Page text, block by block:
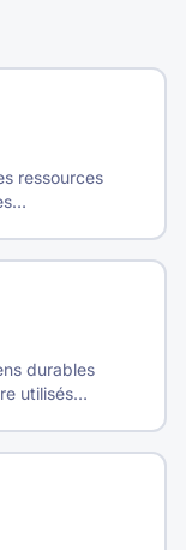
ressources
durables
utilisés